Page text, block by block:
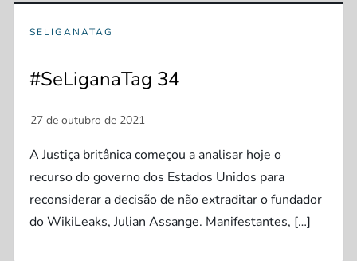
SELIGANATAG
#SeLiganaTag 34
A Justiça britânica começou a analisar hoje o
recurso do governo dos Estados Unidos para
reconsiderar a decisão de não extraditar o fundador
do WikiLeaks, Julian Assange. Manifestantes, […]